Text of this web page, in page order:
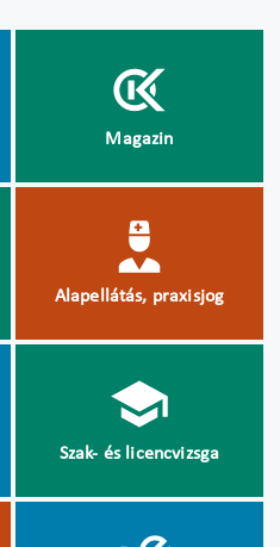
Magazin
Alapellátás, praxisjog
Szak- és licencvizsga